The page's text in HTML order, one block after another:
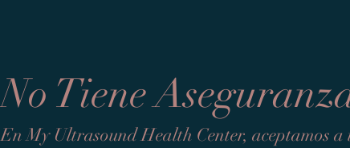
No Tiene
En My Ultrasound Health Center, aceptamos a